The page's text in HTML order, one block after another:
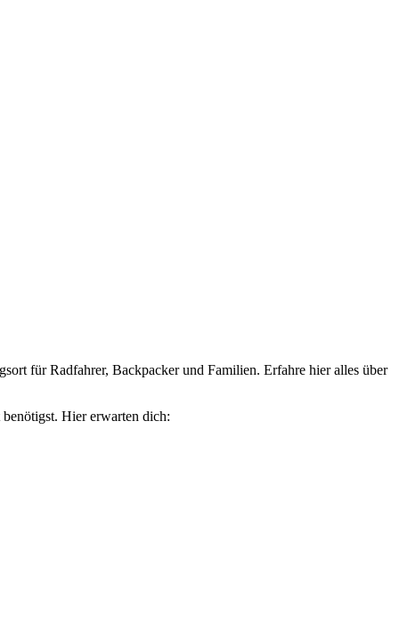
für Radfahrer, Backpacker und Familien. Erfahre hier alles über
Hier erwarten dich: